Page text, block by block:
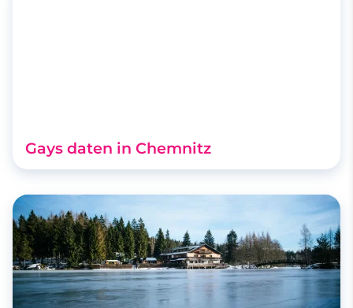
Gays daten in Chemnitz